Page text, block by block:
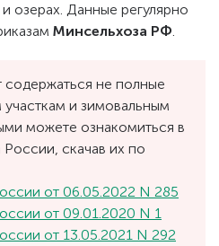
озерах. Данные регулярно
Минсельхоза РФ.
содержаться не полные
и зимовальным
можете ознакомиться в
скачав их по
от 06.05.2022 N 285
от 09.01.2020 N 1
от 13.05.2021 N 292